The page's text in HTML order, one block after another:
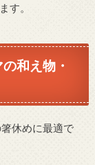
す。
和え物・
休めに最適で